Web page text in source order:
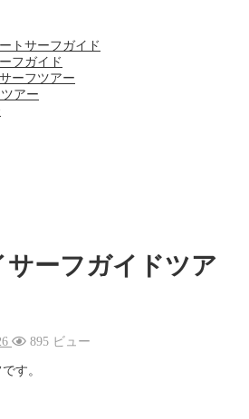
トサーフガイド
フガイド
ーフツアー
アー
ーフガイドツア
895 ビュー
す。